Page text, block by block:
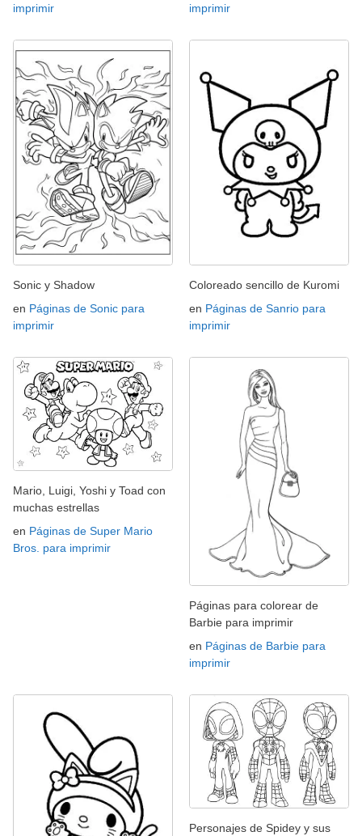
imprimir
imprimir
Sonic y Shadow
en Páginas de Sonic para
imprimir
Coloreado sencillo de Kuromi
en Páginas de Sanrio para
imprimir
Mario, Luigi, Yoshi y Toad con
muchas estrellas
en Páginas de Super Mario
Bros. para imprimir
Páginas para colorear de
Barbie para imprimir
en Páginas de Barbie para
imprimir
Personajes de Spidey y sus